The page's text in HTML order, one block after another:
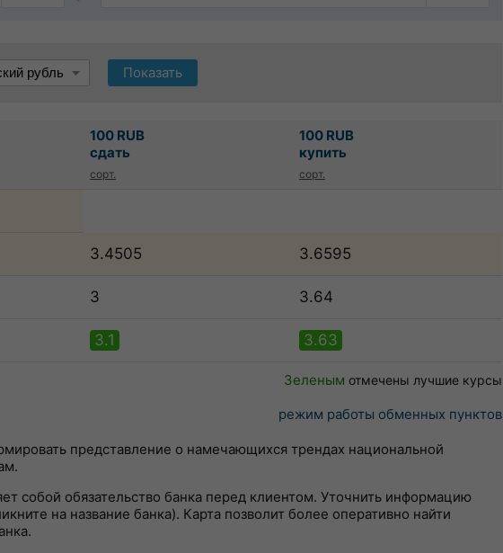
Показать
100 RUB
сдать
сорт.
100 RUB
купить
сорт.
3.4505 3.6595
3 3.64
3.1 3.63
Зеленым отмечены лучшие курсы
режим работы обменных пунктов
представление о намечающихся трендах национальной
собой обязательство банка перед клиентом. Уточнить информацию
на название банка). Карта позволит более оперативно найти